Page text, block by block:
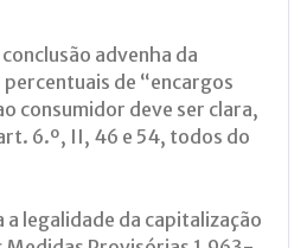
advenha da
de “encargos
consumidor deve ser clara,
6.º, II, 46 e 54, todos do
legalidade da capitalização